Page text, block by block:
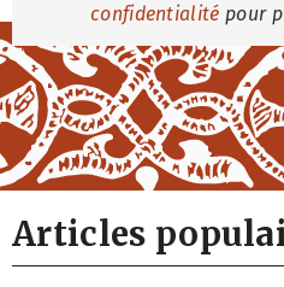
confidentialité pour
Articles